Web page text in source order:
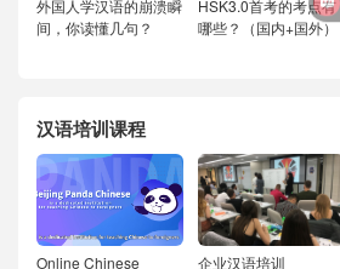
外国人学汉语的崩溃瞬
间，你读懂几句？
HSK3.0首考的考点有
哪些？（国内+国外）
汉语培训课程
Online Chinese
企业汉语培训